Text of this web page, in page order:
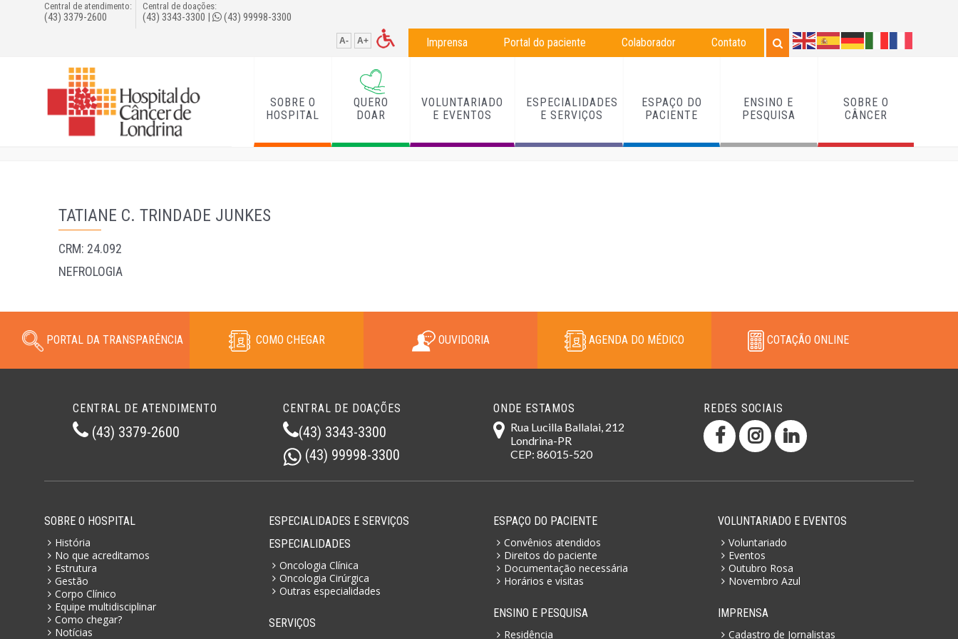
Central de atendimento:
(43) 3379-2600
Central de doações:
(43) 3343-3300 | (43) 99998-3300
Imprensa Portal do paciente Colaborador Contato
A- A+
SOBRE O
HOSPITAL
QUERO
DOAR
VOLUNTARIADO
E EVENTOS
ESPECIALIDADES
E SERVIÇOS
ESPAÇO DO
PACIENTE
ENSINO E
PESQUISA
SOBRE O
CÂNCER
TATIANE C. TRINDADE JUNKES
CRM: 24.092
NEFROLOGIA
PORTAL DA TRANSPARÊNCIA COMO CHEGAR OUVIDORIA AGENDA DO MÉDICO COTAÇÃO ONLINE
CENTRAL DE ATENDIMENTO
(43) 3379-2600
CENTRAL DE DOAÇÕES
(43) 3343-3300
(43) 99998-3300
ONDE ESTAMOS
Rua Lucilla Ballalai, 212
Londrina-PR
CEP: 86015-520
REDES SOCIAIS
SOBRE O HOSPITAL
História
No que acreditamos
Estrutura
Gestão
Corpo Clínico
Equipe multidisciplinar
Como chegar?
Notícias
ESPECIALIDADES E SERVIÇOS
ESPECIALIDADES
Oncologia Clínica
Oncologia Cirúrgica
Outras especialidades
SERVIÇOS
ESPAÇO DO PACIENTE
Convênios atendidos
Direitos do paciente
Documentação necessária
Horários e visitas
ENSINO E PESQUISA
Residência
VOLUNTARIADO E EVENTOS
Voluntariado
Eventos
Outubro Rosa
Novembro Azul
IMPRENSA
Cadastro de Jornalistas